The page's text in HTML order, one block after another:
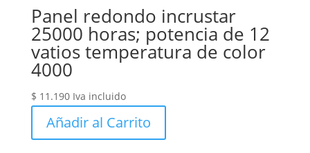
Panel redondo incrustar
25000 horas; potencia de 12
vatios temperatura de color
4000
$ 11.190 Iva incluido
Añadir al Carrito